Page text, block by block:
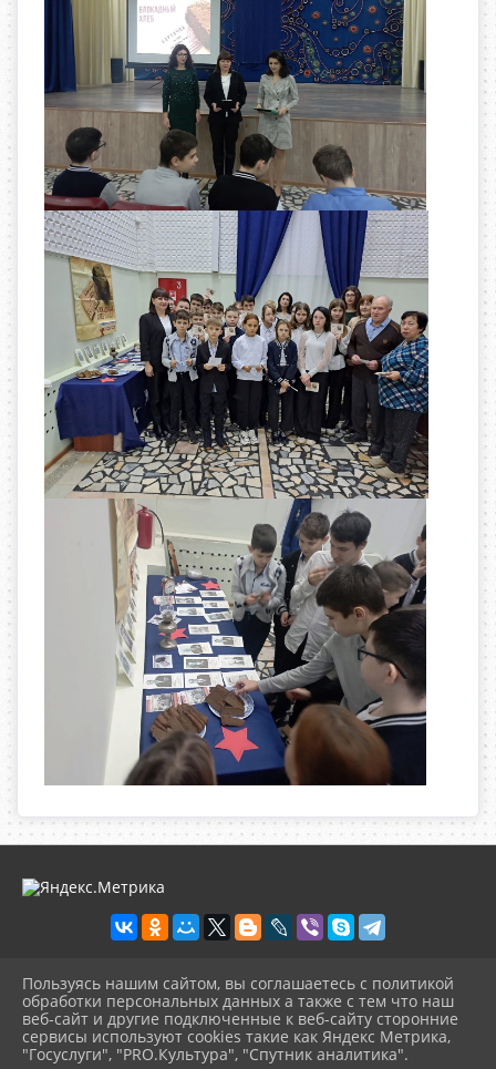
2026 г. olgbiblio.ru
Вход
Карта сайта
Политика обработки персональных данных
Пользуясь нашим сайтом, вы соглашаетесь с политикой
обработки персональных данных а также с тем что наш
веб-сайт и другие подключенные к веб-сайту сторонние
сервисы используют cookies такие как Яндекс Метрика,
"Госуслуги", "PRO.Культура", "Спутник аналитика".